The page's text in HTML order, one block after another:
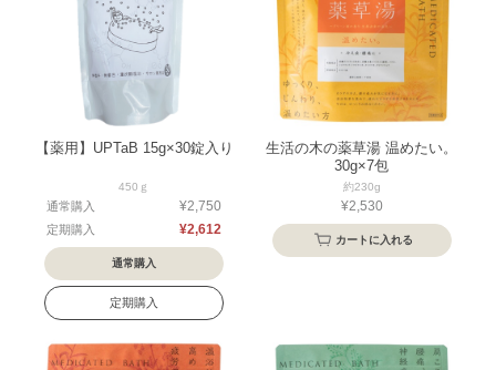
【薬用】UPTaB 15g×30錠入り
450ｇ
通常購入 ¥2,750
定期購入 ¥2,612
通常購入
定期購入
生活の木の薬草湯 温めたい。
30g×7包
約230g
¥2,530
カートに入れる